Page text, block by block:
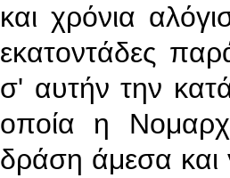
και χρόνια
εκατοντάδες
σ' αυτήν την
οποία η
δράση άμεσα